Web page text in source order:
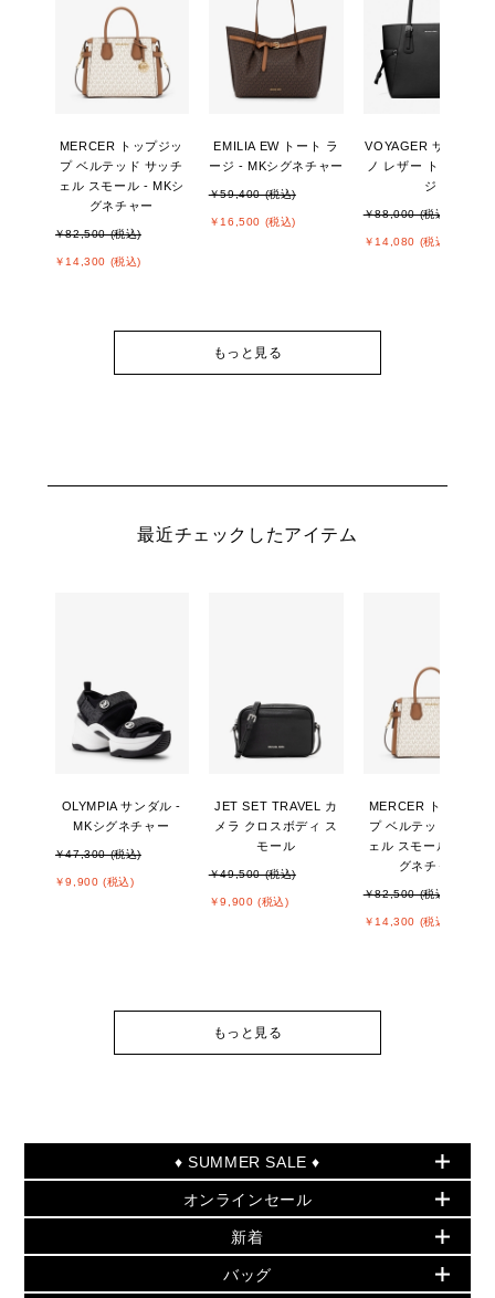
MERCER トップジッ
プ ベルテッド サッチ
ェル スモール - MKシ
グネチャー
￥82,500 (税込)
￥14,300 (税込)
EMILIA EW トート ラ
ージ - MKシグネチャー
￥59,400 (税込)
￥16,500 (税込)
VOYAGER サフィア
ノ レザー トート ラー
ジ
￥88,000 (税込)
￥14,080 (税込)
もっと見る
最近チェックしたアイテム
OLYMPIA サンダル -
MKシグネチャー
￥47,300 (税込)
￥9,900 (税込)
JET SET TRAVEL カ
メラ クロスボディ ス
モール
￥49,500 (税込)
￥9,900 (税込)
MERCER トップジッ
プ ベルテッド サッチ
ェル スモール - MKシ
グネチャー
￥82,500 (税込)
￥14,300 (税込)
もっと見る
♦ SUMMER SALE ♦
セールおすすめアイテム
▶ ウィメンズ
バッグ
オンラインセール
PRODUCT OF THE MONTH - 今月の特別価格
再値下げアイテム
新着
夏のスタイル
バッグ